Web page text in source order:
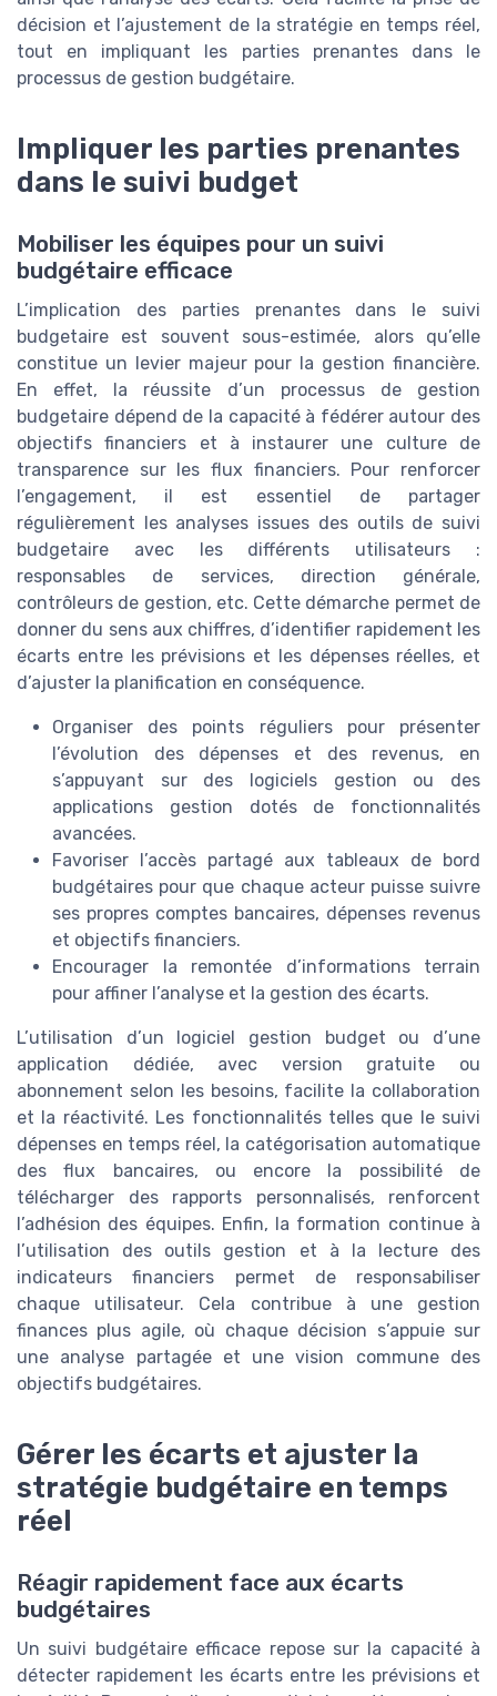
décision et l’ajustement de la stratégie en temps réel,
tout en impliquant les parties prenantes dans le
processus de gestion budgétaire.
Impliquer les parties prenantes
dans le suivi budget
Mobiliser les équipes pour un suivi
budgétaire efficace
L’implication des parties prenantes dans le suivi
budgetaire est souvent sous-estimée, alors qu’elle
constitue un levier majeur pour la gestion financière.
En effet, la réussite d’un processus de gestion
budgetaire dépend de la capacité à fédérer autour des
objectifs financiers et à instaurer une culture de
transparence sur les flux financiers. Pour renforcer
l’engagement, il est essentiel de partager
régulièrement les analyses issues des outils de suivi
budgetaire avec les différents utilisateurs :
responsables de services, direction générale,
contrôleurs de gestion, etc. Cette démarche permet de
donner du sens aux chiffres, d’identifier rapidement les
écarts entre les prévisions et les dépenses réelles, et
d’ajuster la planification en conséquence.
Organiser des points réguliers pour présenter
l’évolution des dépenses et des revenus, en
s’appuyant sur des logiciels gestion ou des
applications gestion dotés de fonctionnalités
avancées.
Favoriser l’accès partagé aux tableaux de bord
budgétaires pour que chaque acteur puisse suivre
ses propres comptes bancaires, dépenses revenus
et objectifs financiers.
Encourager la remontée d’informations terrain
pour affiner l’analyse et la gestion des écarts.
L’utilisation d’un logiciel gestion budget ou d’une
application dédiée, avec version gratuite ou
abonnement selon les besoins, facilite la collaboration
et la réactivité. Les fonctionnalités telles que le suivi
dépenses en temps réel, la catégorisation automatique
des flux bancaires, ou encore la possibilité de
télécharger des rapports personnalisés, renforcent
l’adhésion des équipes. Enfin, la formation continue à
l’utilisation des outils gestion et à la lecture des
indicateurs financiers permet de responsabiliser
chaque utilisateur. Cela contribue à une gestion
finances plus agile, où chaque décision s’appuie sur
une analyse partagée et une vision commune des
objectifs budgétaires.
Gérer les écarts et ajuster la
stratégie budgétaire en temps
réel
Réagir rapidement face aux écarts
budgétaires
Un suivi budgétaire efficace repose sur la capacité à
détecter rapidement les écarts entre les prévisions et